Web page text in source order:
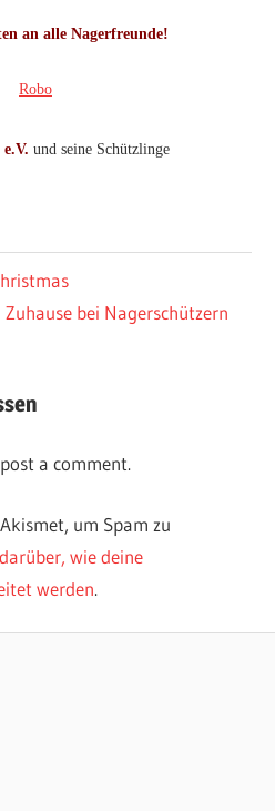
an alle Nagerfreunde!
und seine Schützlinge
bei Nagerschützern
a comment.
um Spam zu
wie deine
werden.